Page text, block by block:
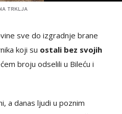
TRKLJA
sve do izgradnje brane
koji su ostali bez svojih
broju odselili u Bileću i
a danas ljudi u poznim